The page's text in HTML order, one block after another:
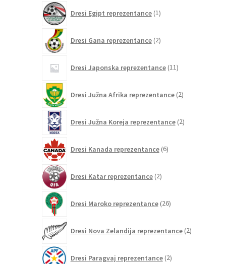
Dresi Egipt reprezentance 1izdelek
Dresi Gana reprezentance 2izdelka
Dresi Japonska reprezentance 11izdelkov
Dresi Južna Afrika reprezentance 2izdelka
Dresi Južna Koreja reprezentance 2izdelka
Dresi Kanada reprezentance 6izdelkov
Dresi Katar reprezentance 2izdelka
Dresi Maroko reprezentance 26izdelkov
Dresi Nova Zelandija reprezentance 2izdelka
Dresi Paragvaj reprezentance 2izdelka